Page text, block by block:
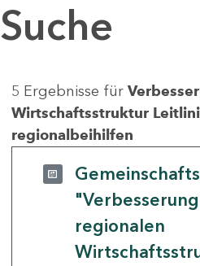
Suche
5 Ergebnisse für
Wirtschaftsstruktur
regionalbeihilfen
regionalen